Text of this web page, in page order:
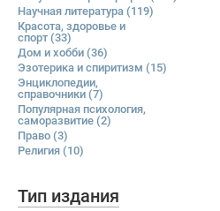
Научная литература (119)
Красота, здоровье и
спорт(33)
Дом и хобби (36)
Эзотерика и спиритизм (15)
Энциклопедии,
справочники (7)
Популярная психология,
саморазвитие (2)
Право (3)
Религия (10)
Тип издания